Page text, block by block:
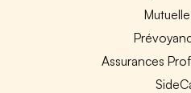
Assurances